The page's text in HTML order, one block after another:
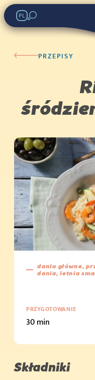
PL
PRZEPISY
dania główne,
dania, letnia
PRZYGOTOWANIE
30 min
Składniki